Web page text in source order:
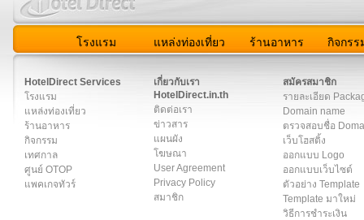
โรงแรม แหล่งท่องเที่ยว ร้านอาหาร กิจกรร
HotelDirect Services
โรงแรม
แหล่งท่องเที่ยว
ร้านอาหาร
กิจกรรม
เทศกาล
ศูนย์ OTOP
แพคเกจทัวร์
เกี่ยวกับเรา
HotelDirect.in.th
ติดต่อเรา
ข่าวสาร
แผนผัง
โฆษณา
User Agreement
Privacy Policy
สมาชิก
สมัครสมาชิก
รายละเอียด
Domain name
ตรวจสอบชื่อ
เว็บโฮสติ้ง
ออกแบบ Logo
ออกแบบเว็บไซต์
ตัวอย่าง Template
Template มาใหม่
วิธีการชำระเงิน